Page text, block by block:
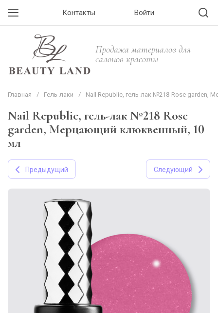
Контакты Войти
Продажа материалов для
салонов красоты
Главная / Гель-лаки / Nail Republic, гель-лак №218 Rose garden,
Nail Republic, гель-лак №218 Rose
garden, Мерцающий клюквенный, 10
мл
Предыдущий Следующий